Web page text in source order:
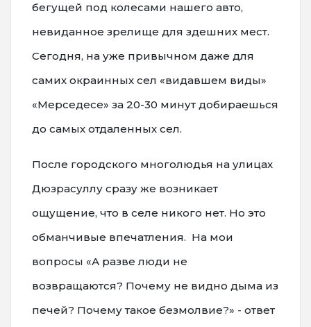
бегущей под колесами нашего авто,
невиданное зрелище для здешних мест.
Сегодня, на уже привычном даже для
самих окраинных сел «видавшем виды»
«Мерседесе» за 20-30 минут добираешься
до самых отдаленных сел.
После городского многолюдья на улицах
Дюзрасуллу сразу же возникает
ощущение, что в селе никого нет. Но это
обманчивые впечатления. На мои
вопросы «А разве люди не
возвращаются? Почему не видно дыма из
печей? Почему такое безмолвие?» - ответ